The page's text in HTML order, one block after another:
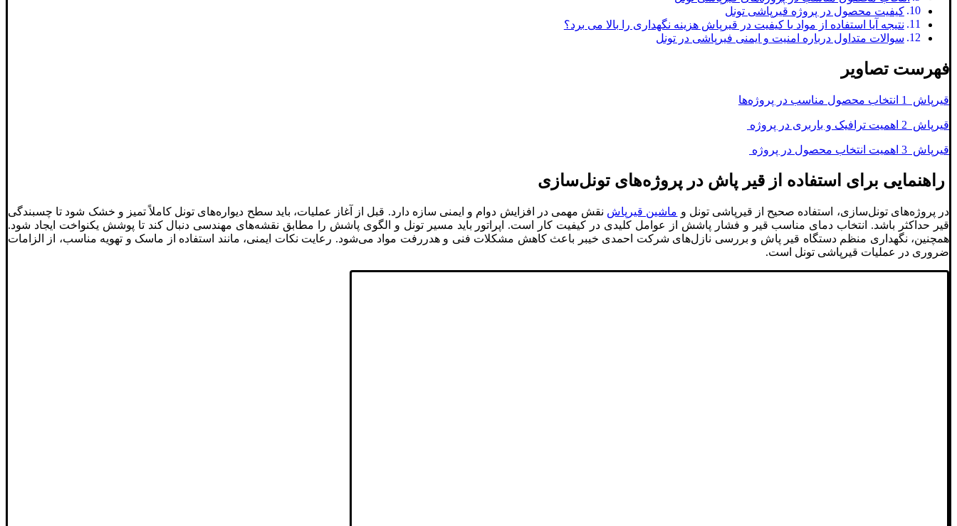
کیفیت محصول در پروژه قیرپاشی تونل
نتیجه آیا استفاده از مواد با کیفیت در قیرپاش هزینه نگهداری را بالا می برد؟
سوالات متداول درباره امنیت و ایمنی فیرپاشی در تونل
فهرست تصاویر
قیرپاش 1 انتخاب محصول مناسب در پروژه‌ها
قیرپاش 2 اهمیت ترافیک و باربری در پروژه
قیرپاش 3 اهمیت انتخاب محصول در پروژه
راهنمایی برای استفاده از قیر پاش در پروژه‌های تونل‌سازی
در پروژه‌های تونل‌سازی، استفاده صحیح از قیرپاشی تونل و ماشین قیرپاش نقش مهمی در افزایش دوام و ایمنی سازه دارد. قبل از آغاز عملیات، باید سطح دیواره‌های تونل کاملاً تمیز و خشک شود تا چسبندگی
قیر حداکثر باشد. انتخاب دمای مناسب قیر و فشار پاشش از عوامل کلیدی در کیفیت کار است. اپراتور باید مسیر تونل و الگوی پاشش را مطابق نقشه‌های مهندسی دنبال کند تا پوشش یکنواخت ایجاد شود.
همچنین، نگهداری منظم دستگاه قیر پاش و بررسی نازل‌های شرکت احمدی خیبر باعث کاهش مشکلات فنی و هدررفت مواد می‌شود. رعایت نکات ایمنی، مانند استفاده از ماسک و تهویه مناسب، از الزامات
ضروری در عملیات قیرپاشی تونل است.